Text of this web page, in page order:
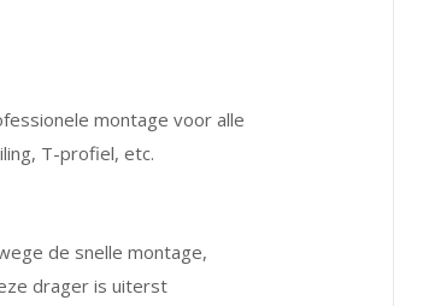
montage voor alle
T-profiel, etc.
de snelle montage,
drager is uiterst